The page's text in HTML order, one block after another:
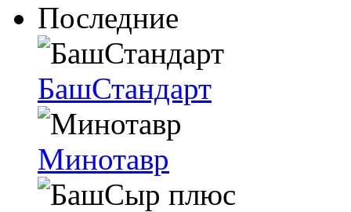
Последние
БашСтандарт
Минотавр